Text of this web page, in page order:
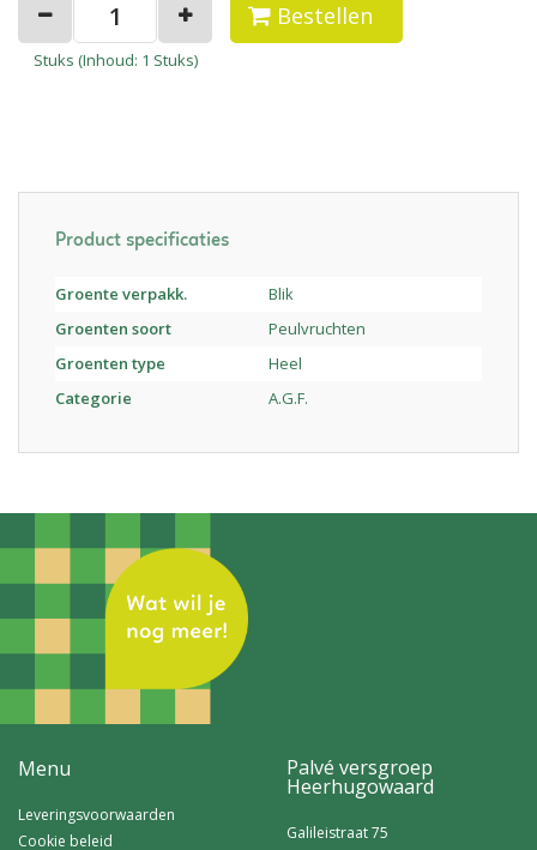
Bestellen
Stuks (Inhoud: 1 Stuks)
Product specificaties
Groente verpakk.
Blik
Groenten soort
Peulvruchten
Groenten type
Heel
Categorie
A.G.F.
Menu
Leveringsvoorwaarden
Cookie beleid
Palvé versgroep
Heerhugowaard
Galileistraat 75